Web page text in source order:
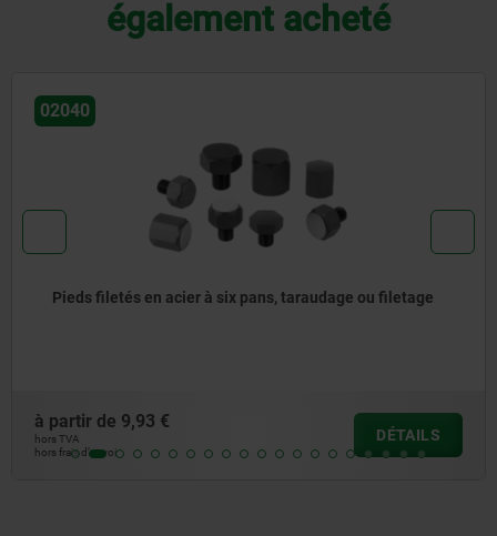
également acheté
02050
Colonnes d’appui avec filetage
à partir de
hors frais d’envoi
DÉTAILS